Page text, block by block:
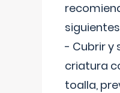
- Cubrir y
criatura
toalla,